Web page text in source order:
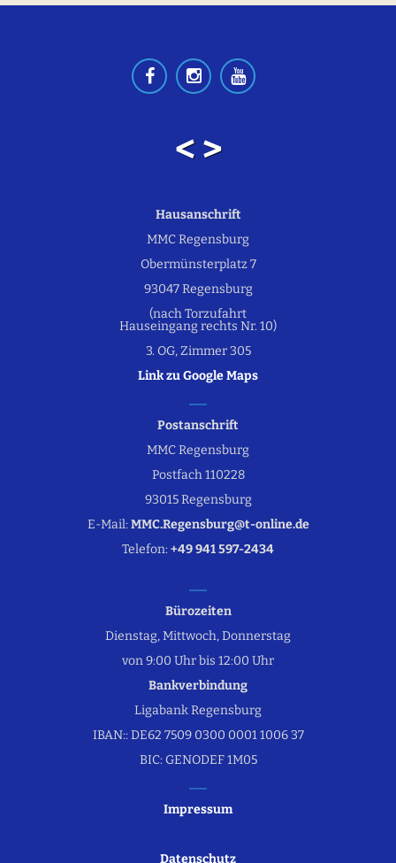
< >
Hausanschrift
MMC Regensburg
Obermünsterplatz 7
93047 Regensburg
(nach Torzufahrt
Hauseingang rechts Nr. 10)
3. OG, Zimmer 305
Link zu Google Maps
Postanschrift
MMC Regensburg
Postfach 110228
93015 Regensburg
E-Mail: MMC.Regensburg@t-online.de
Telefon: +49 941 597-2434
Bürozeiten
Dienstag, Mittwoch, Donnerstag
von 9:00 Uhr bis 12:00 Uhr
Bankverbindung
Ligabank Regensburg
IBAN:: DE62 7509 0300 0001 1006 37
BIC: GENODEF 1M05
Impressum
Datenschutz